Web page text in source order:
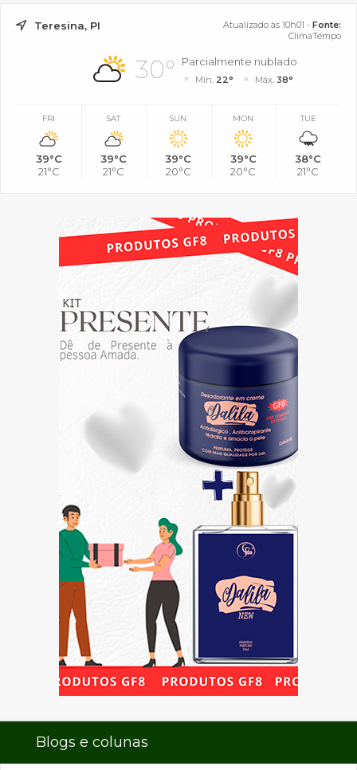
Teresina, PI Atualizado às 10h01 - Fonte:
ClimaTempo
30° Parcialmente nublado
Mín. 22° Máx. 38°
FRI
39°C
21°C
SAT
39°C
21°C
SUN
39°C
20°C
MON
39°C
20°C
TUE
38°C
21°C
Blogs e colunas